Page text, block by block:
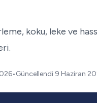
koku, leke ve
•Güncellendi 9 Haziran